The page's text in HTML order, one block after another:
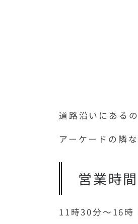
道路沿いにある
アーケードの隣
営業時間
11時30分〜16時